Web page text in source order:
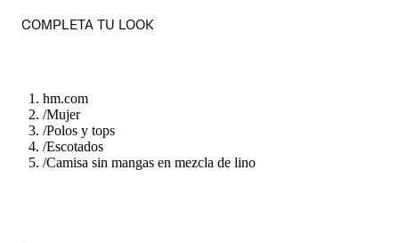
COMPLETA TU LOOK
hm.com
/Mujer
/Polos y tops
/Escotados
/Camisa sin mangas en mezcla de lino